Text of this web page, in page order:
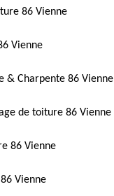
86 Vienne
Vienne
& Charpente 86 Vienne
de toiture 86 Vienne
86 Vienne
Vienne